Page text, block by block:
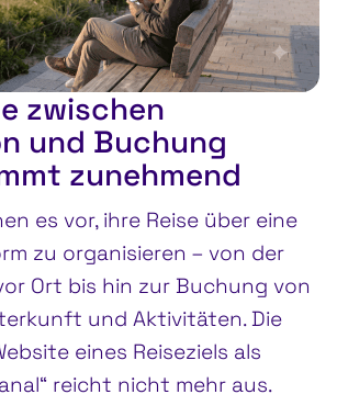
zwischen
und Buchung
zunehmend
es vor, ihre Reise über eine
zu organisieren – von der
Ort bis hin zur Buchung von
und Aktivitäten. Die
eines Reiseziels als
reicht nicht mehr aus.